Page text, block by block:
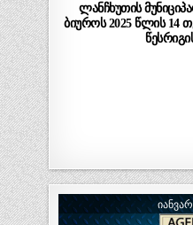
ლანჩხუთის
ბიუროს 2025 წლის 14